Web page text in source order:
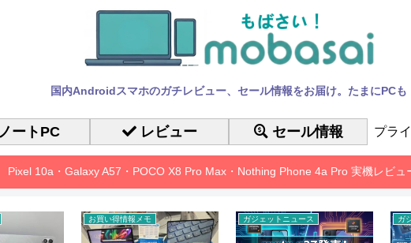
国内Androidスマホのガチレビュー、セール情報をお届け。たまにPCも
ノートPC レビュー セール情報 プラ
Pixel 10a・Galaxy A57・POCO X8 Pro Max・Nothing Phone 4a Pro 実機レビュ
お買い得情報メモ ガジェットニュース ガ